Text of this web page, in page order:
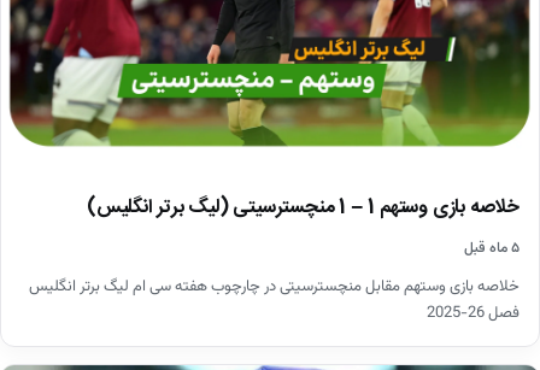
خلاصه بازی وستهم 1 – 1 منچسترسیتی (لیگ برتر انگلیس)
۵ ماه قبل
خلاصه بازی وستهم مقابل منچسترسیتی در چارچوب هفته سی ام لیگ برتر انگلیس
فصل 26-2025